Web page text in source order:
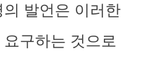
발언은 이러한
구하는 것으로